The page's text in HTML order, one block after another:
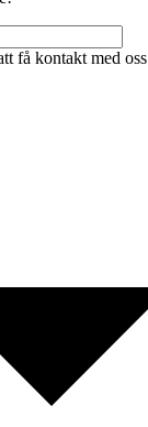
få kontakt med oss